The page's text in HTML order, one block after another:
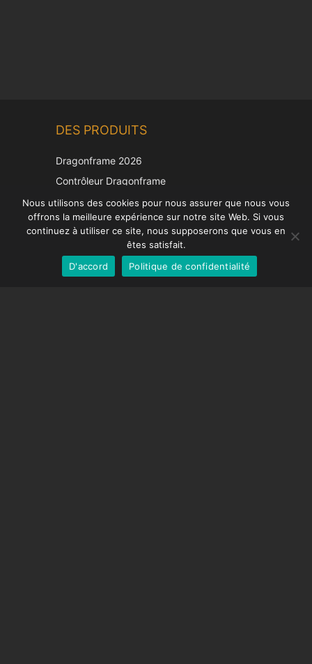
DES PRODUITS
Dragonframe 2026
Contrôleur Dragonframe
DDMX-512
DMC-32
Capuchon de correction EOS LV
Nous utilisons des cookies pour nous assurer que nous vous
offrons la meilleure expérience sur notre site Web. Si vous
continuez à utiliser ce site, nous supposerons que vous en
êtes satisfait.
D'accord
Politique de confidentialité
French
German
Spanish